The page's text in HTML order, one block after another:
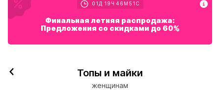
01 Д 19 Ч 46 М 49С
Финальная летняя распродажа:
Предложения со скидками до 60%
Топы и майки
женщинам